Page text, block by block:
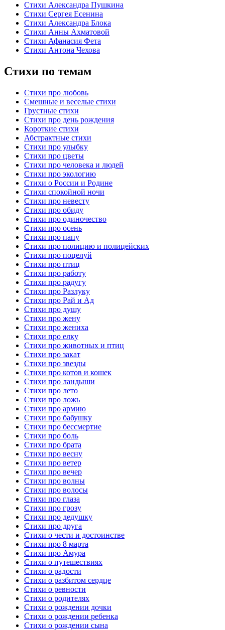
Стихи Александра Пушкина
Стихи Сергея Есенина
Стихи Александра Блока
Стихи Анны Ахматовой
Стихи Афанасия Фета
Стихи Антона Чехова
Стихи по темам
Стихи про любовь
Смешные и веселые стихи
Грустные стихи
Стихи про день рождения
Короткие стихи
Абстрактные стихи
Стихи про улыбку
Стихи про цветы
Стихи про человека и людей
Стихи про экологию
Стихи о России и Родине
Стихи спокойной ночи
Стихи про невесту
Стихи про обиду
Стихи про одиночество
Стихи про осень
Стихи про папу
Стихи про полицию и полицейских
Стихи про поцелуй
Стихи про птиц
Стихи про работу
Стихи про радугу
Стихи про Разлуку
Стихи про Рай и Ад
Стихи про душу
Стихи про жену
Стихи про жениха
Стихи про елку
Стихи про животных и птиц
Стихи про закат
Стихи про звезды
Стихи про котов и кошек
Стихи про ландыши
Стихи про лето
Стихи про ложь
Стихи про армию
Стихи про бабушку
Стихи про бессмертие
Стихи про боль
Стихи про брата
Стихи про весну
Стихи про ветер
Стихи про вечер
Стихи про волны
Стихи про волосы
Стихи про глаза
Стихи про грозу
Стихи про дедушку
Стихи про друга
Стихи о чести и достоинстве
Стихи про 8 марта
Стихи про Амура
Стихи о путешествиях
Стихи о радости
Стихи о разбитом сердце
Стихи о ревности
Стихи о родителях
Стихи о рождении дочки
Стихи о рождении ребенка
Стихи о рождении сына